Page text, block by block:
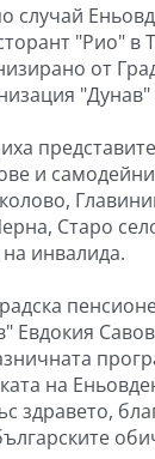
случай
"Рио" в
от
"Дунав"
и
Старо
инвалида.
Евдокия
на
здравето,